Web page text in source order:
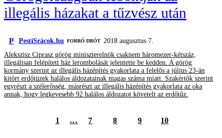
illegális házakat a tűzvész után
P PestiSrácok.hu FORRÓ DRÓT 2018 augusztus 7.
Alekszisz Ciprasz görög miniszterelnök csaknem háromezer-kétszáz,
illegálisan felépített ház lerombolását jelentette be kedden. A görög
kormány szerint az illegális házépítés gyakorlata a felelős a július 23-án
kitört erdőtüzek halálos áldozatainak magas száma miatt. Szakértők szerint
egyrészt a szélerősség, másrészt az illegális házépítés gyakorlata az oka
annak, hogy legkevesebb 92 halálos áldozatot követelt az erdőtűz.
1 ... 7 8 9 10